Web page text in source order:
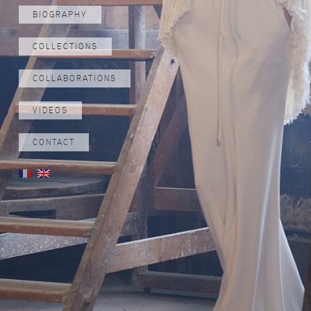
BIOGRAPHY
COLLECTIONS
COLLABORATIONS
VIDEOS
CONTACT